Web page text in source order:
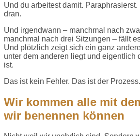
Und du arbeitest damit.
dran.
Und irgendwann – manchmal nach
manchmal nach drei Sitzungen – fällt
Und plötzlich zeigt sich ein ganz
unter dem anderen liegt und eigentlich
ist.
Das ist kein Fehler. Das ist der Prozess.
Wir kommen alle mit
wir benennen können